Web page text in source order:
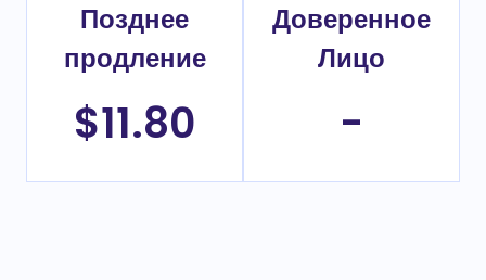
Позднее
продление
$11.80
Доверенное
Лицо
-